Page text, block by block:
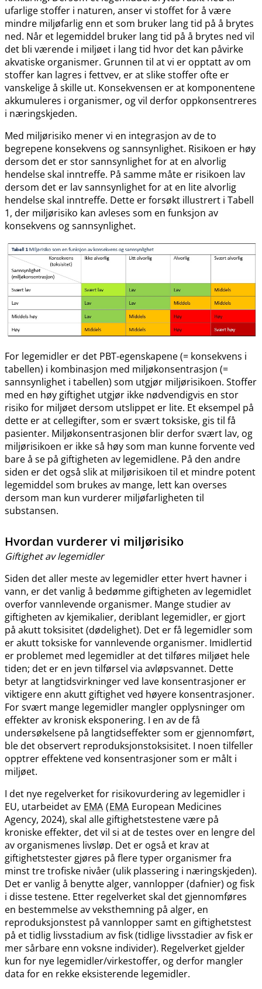
ufarlige stoffer i naturen, anser vi stoffet for å være
mindre miljøfarlig enn et som bruker lang tid på å brytes
ned. Når et legemiddel bruker lang tid på å brytes ned vil
det bli værende i miljøet i lang tid hvor det kan påvirke
akvatiske organismer. Grunnen til at vi er opptatt av om
stoffer kan lagres i fettvev, er at slike stoffer ofte er
vanskelige å skille ut. Konsekvensen er at komponentene
akkumuleres i organismer, og vil derfor oppkonsentreres
i næringskjeden.
Med miljørisiko mener vi en integrasjon av de to
begrepene konsekvens og sannsynlighet. Risikoen er høy
dersom det er stor sannsynlighet for at en alvorlig
hendelse skal inntreffe. På samme måte er risikoen lav
dersom det er lav sannsynlighet for at en lite alvorlig
hendelse skal inntreffe. Dette er forsøkt illustrert i Tabell
1, der miljørisiko kan avleses som en funksjon av
konsekvens og sannsynlighet.
For legemidler er det PBT-egenskapene (= konsekvens i
tabellen) i kombinasjon med miljøkonsentrasjon (=
sannsynlighet i tabellen) som utgjør miljørisikoen. Stoffer
med en høy giftighet utgjør ikke nødvendigvis en stor
risiko for miljøet dersom utslippet er lite. Et eksempel på
dette er at cellegifter, som er svært toksiske, gis til få
pasienter. Miljøkonsentrasjonen blir derfor svært lav, og
miljørisikoen er ikke så høy som man kunne forvente ved
bare å se på giftigheten av legemidlene. På den andre
siden er det også slik at miljørisikoen til et mindre potent
legemiddel som brukes av mange, lett kan overses
dersom man kun vurderer miljøfarligheten til
substansen.
Hvordan vurderer vi miljørisiko
Giftighet av legemidler
Siden det aller meste av legemidler etter hvert havner i
vann, er det vanlig å bedømme giftigheten av legemidlet
overfor vannlevende organismer. Mange studier av
giftigheten av kjemikalier, deriblant legemidler, er gjort
på akutt toksisitet (dødelighet). Det er få legemidler som
er akutt toksiske for vannlevende organismer. Imidlertid
er problemet med legemidler at det tilføres miljøet hele
tiden; det er en jevn tilførsel via avløpsvannet. Dette
betyr at langtidsvirkninger ved lave konsentrasjoner er
viktigere enn akutt giftighet ved høyere konsentrasjoner.
For svært mange legemidler mangler opplysninger om
effekter av kronisk eksponering. I en av de få
undersøkelsene på langtidseffekter som er gjennomført,
ble det observert reproduksjonstoksisitet. I noen tilfeller
opptrer effektene ved konsentrasjoner som er målt i
miljøet.
I det nye regelverket for risikovurdering av legemidler i
EU, utarbeidet av EMA (EMA European Medicines
Agency, 2024), skal alle giftighetstestene være på
kroniske effekter, det vil si at de testes over en lengre del
av organismenes livsløp. Det er også et krav at
giftighetstester gjøres på flere typer organismer fra
minst tre trofiske nivåer (ulik plassering i næringskjeden).
Det er vanlig å benytte alger, vannlopper (dafnier) og fisk
i disse testene. Etter regelverket skal det gjennomføres
en bestemmelse av veksthemning på alger, en
reproduksjonstest på vannlopper samt en giftighetstest
på et tidlig livsstadium av fisk (tidlige livsstadier av fisk er
mer sårbare enn voksne individer). Regelverket gjelder
kun for nye legemidler​/​virkestoffer, og derfor mangler
data for en rekke eksisterende legemidler.